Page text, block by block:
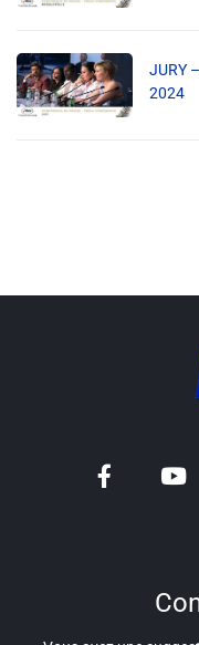
Ecrire à RCN
Ma Région Sud
JURY
2024